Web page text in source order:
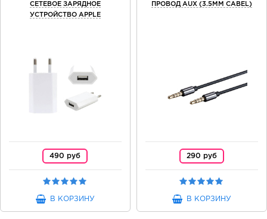
СЕТЕВОЕ ЗАРЯДНОЕ
УСТРОЙСТВО APPLE
490 руб
В КОРЗИНУ
ПРОВОД AUX (3.5MM CABEL)
290 руб
В КОРЗИНУ